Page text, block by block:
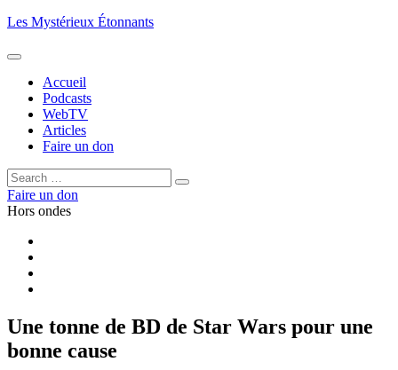
Aller
contenu
Les Mystérieux Étonnants
Accueil
Podcasts
WebTV
Articles
Faire un don
Rechercher :
Rechercher
Faire un don
Hors ondes
Une tonne de BD de Star Wars pour une
bonne cause